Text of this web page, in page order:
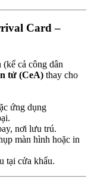
Card –
(kể cả công dân
tử (CeA) thay cho
ứng dụng
nơi lưu trú.
màn hình hoặc in
tại cửa khẩu.